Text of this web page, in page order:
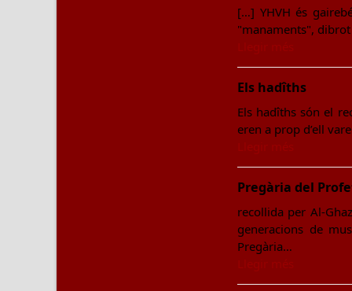
[…] YHVH és
"manaments",
Els hadîths
Els hadîths són el
eren a prop d’ell
Pregària del
recollida per Al-
generacions de
Pregària…